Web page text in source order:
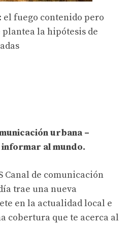
el fuego contenido pero
plantea la hipótesis de
urbana –
al mundo.
Canal de comunicación
trae una nueva
en la actualidad local e
cobertura que te acerca al